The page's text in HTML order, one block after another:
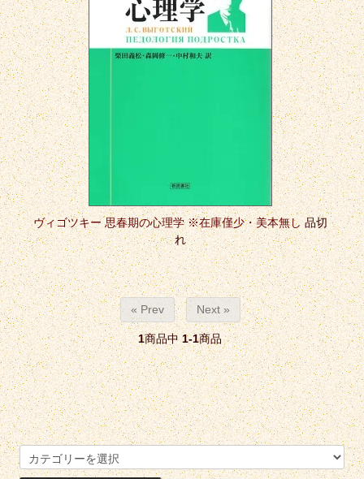
ヴィゴツキー 思春期の心理学 ※在庫僅少・美本無し品切
れ
« Prev Next »
1商品中 1-1商品